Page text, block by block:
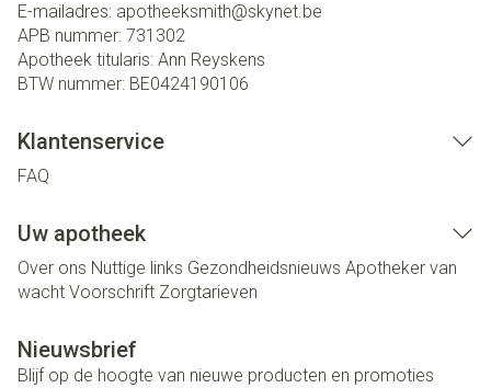
E-mailadres: apotheeksmith@skynet.be
APB nummer: 731302
Apotheek titularis: Ann Reyskens
BTW nummer: BE0424190106
Klantenservice
FAQ
Uw apotheek
Over ons Nuttige links Gezondheidsnieuws Apotheker van
wacht Voorschrift Zorgtarieven
Nieuwsbrief
Blijf op de hoogte van nieuwe producten en promoties